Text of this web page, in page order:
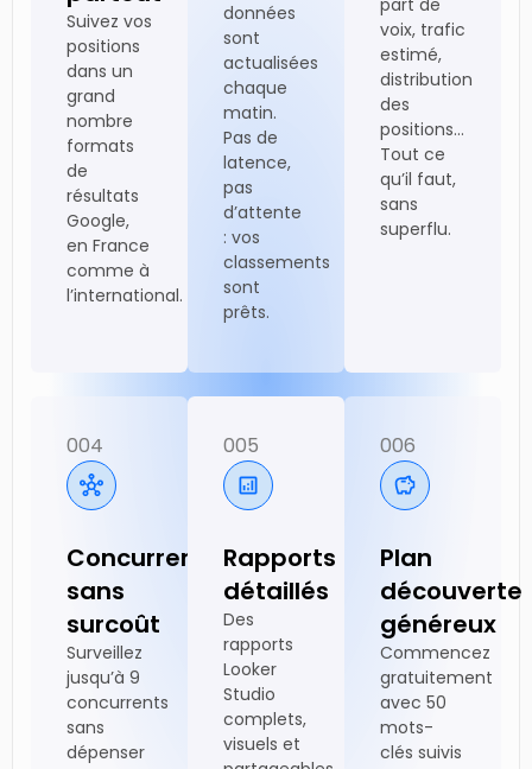
Suivez vos
positions
dans un
grand
nombre
formats
de
résultats
Google,
en France
comme à
l’international.
données
sont
actualisées
chaque
matin.
Pas de
latence,
pas
d’attente
: vos
classements
sont
prêts.
part de
voix, trafic
estimé,
distribution
des
positions…
Tout ce
qu’il faut,
sans
superflu.
004
Concurrence,
sans
surcoût
Surveillez
jusqu’à 9
concurrents
sans
dépenser
005
Rapports
détaillés
Des
rapports
Looker
Studio
complets,
visuels et
006
Plan
découverte
généreux
Commencez
gratuitement
avec 50
mots-
clés suivis